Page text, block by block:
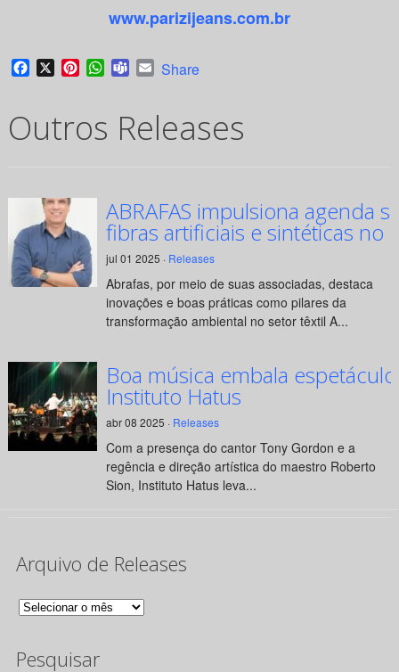
www.parizijeans.com.br
Facebook
X PinterestWhatsApp
TeamsEmail
Share
Outros Releases
ABRAFAS impulsiona agenda
fibras artificiais e sintéticas no
jul 01 2025 · Releases
Abrafas, por meio de suas associadas, destaca
inovações e boas práticas como pilares da
transformação ambiental no setor têxtil A...
Boa música embala
Instituto Hatus
abr 08 2025 · Releases
Com a presença do cantor Tony Gordon e a
regência e direção artística do maestro Roberto
Sion, Instituto Hatus leva...
Arquivo de Releases
Arquivo
Releases
Pesquisar